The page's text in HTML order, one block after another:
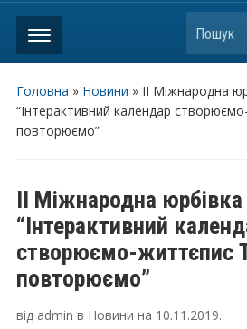
Пошук
Головна » Новини » ІІ Міжнародна
“Інтерактивний календар
повторюємо”
ІІ Міжнародна юрбівка
“Інтерактивний
створюємо-життєпис
повторюємо”
від admin в Новини на 10.11.2019.